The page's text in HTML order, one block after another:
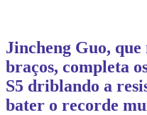
Jincheng Guo, que
braços, completa
S5 driblando a
bater o recorde